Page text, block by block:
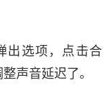
出选项，点击合
声音延迟了。